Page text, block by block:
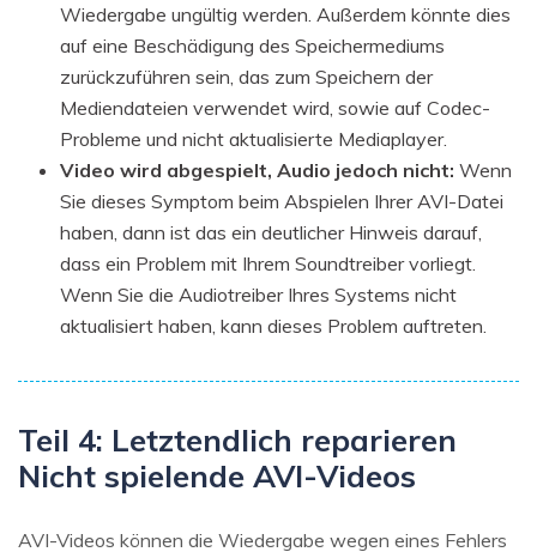
Wiedergabe ungültig werden. Außerdem könnte dies
auf eine Beschädigung des Speichermediums
zurückzuführen sein, das zum Speichern der
Mediendateien verwendet wird, sowie auf Codec-
Probleme und nicht aktualisierte Mediaplayer.
Video wird abgespielt, Audio jedoch nicht: Wenn
Sie dieses Symptom beim Abspielen Ihrer AVI-Datei
haben, dann ist das ein deutlicher Hinweis darauf,
dass ein Problem mit Ihrem Soundtreiber vorliegt.
Wenn Sie die Audiotreiber Ihres Systems nicht
aktualisiert haben, kann dieses Problem auftreten.
Teil 4: Letztendlich reparieren
Nicht spielende AVI-Videos
AVI-Videos können die Wiedergabe wegen eines Fehlers